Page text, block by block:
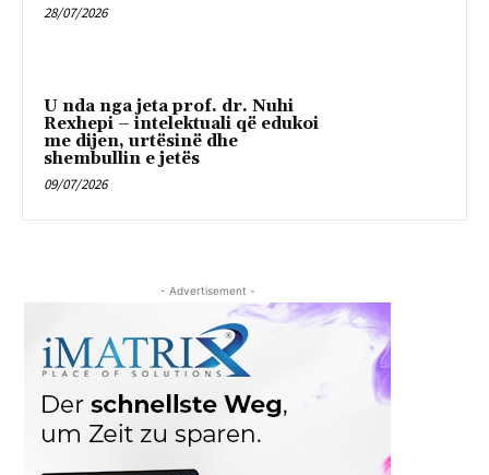
28/07/2026
U nda nga jeta prof. dr. Nuhi
Rexhepi – intelektuali që edukoi
me dijen, urtësinë dhe
shembullin e jetës
09/07/2026
- Advertisement -